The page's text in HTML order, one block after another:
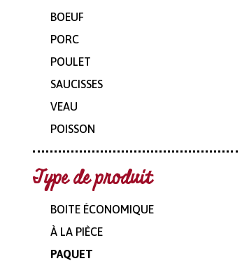
BOEUF
PORC
POULET
SAUCISSES
VEAU
POISSON
Type de produit
BOITE ÉCONOMIQUE
À LA PIÈCE
PAQUET